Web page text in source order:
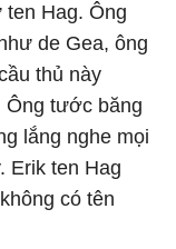
Hag. Ông
de Gea, ông
thủ này
Ông tước băng
lắng nghe mọi
Erik ten Hag
có tên